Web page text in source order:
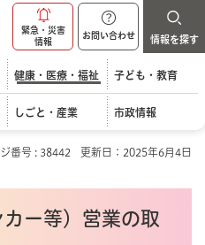
緊急・災害
情報
お問い合わせ 情報を探す
健康・医療・福祉 子ども・教育
しごと・産業 市政情報
番号 : 38442 更新日：2025年6月4日
ー等）営業の取